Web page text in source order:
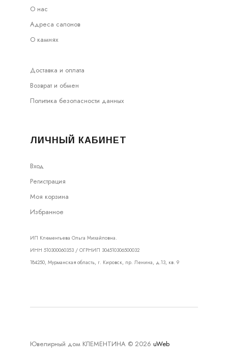
О нас
Адреса салонов
О камнях
Доставка и оплата
Возврат и обмен
Политика безопасности данных
ЛИЧНЫЙ КАБИНЕТ
Вход
Регистрация
Моя корзина
Избранное
ИП Клементьева Ольга Михайловна.
ИНН 510300060353 / ОГРНИП 304510306500032
184250, Мурманская область, г. Кировск, пр. Ленина, д.13, кв. 9
Ювелирный дом КЛЕМЕНТИНА © 2026 uWeb